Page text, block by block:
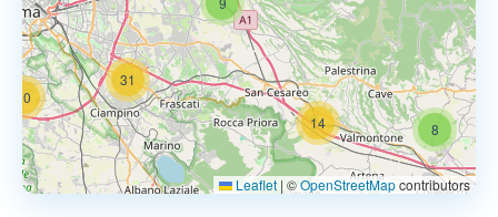
20
31
8
14
Leaflet | ©OpenStreetMapcontributors